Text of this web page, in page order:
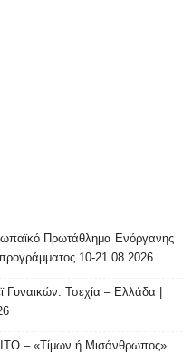
Πρωτάθλημα Ενόργανης
10-21.08.2026
Τσεχία – Ελλάδα |
– «Τίμων ή Μισάνθρωπος»